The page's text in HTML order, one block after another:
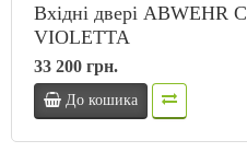
Вхідні двері ABWEHR
VIOLETTA
33 200 грн.
До кошика